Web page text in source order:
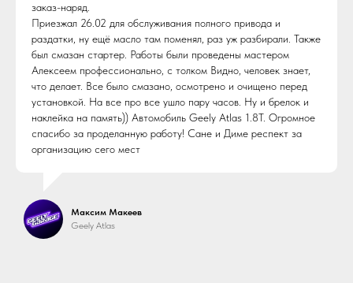
заказ-наряд.
Приезжал 26.02 для обслуживания полного привода и
раздатки, ну ещё масло там поменял, раз уж разбирали. Также
был смазан стартер. Работы были проведены мастером
Алексеем профессионально, с толком Видно, человек знает,
что делает. Все было смазано, осмотрено и очищено перед
установкой. На все про все ушло пару часов. Ну и брелок и
наклейка на память)) Автомобиль Geely Atlas 1.8T. Огромное
спасибо за проделанную работу! Сане и Диме респект за
организацию сего мест
Максим Макеев
Geely Atlas